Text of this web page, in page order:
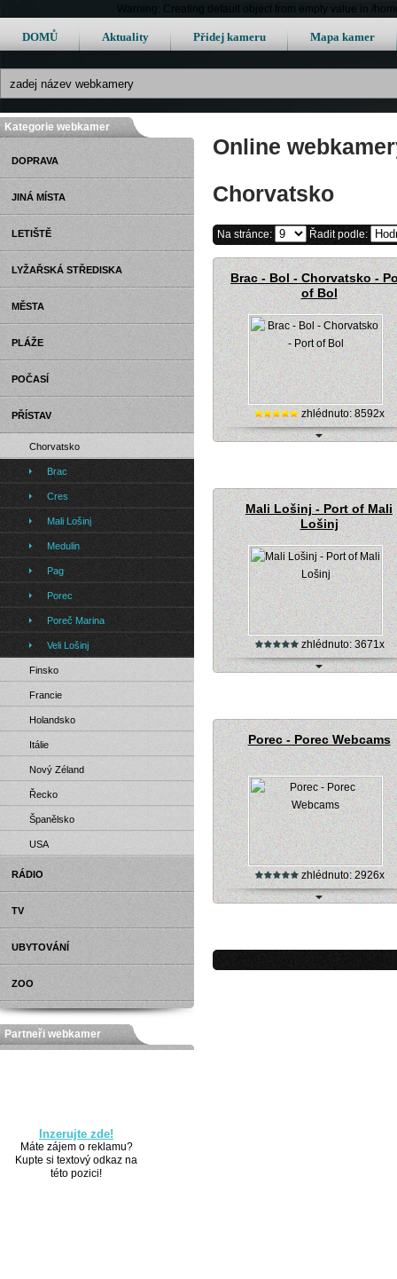
Warning: Creating default object from empty value in /
DOMŮ Aktuality Přidej kameru Mapa kamer
Online
Chorvatsko
Na stránce: Řadit podle:
Brac - Bol - Chorvatsko -
of Bol
zhlédnuto: 8592x
Mali Lošinj - Port of Mali
Lošinj
zhlédnuto: 3671x
Porec - Porec Webcams
zhlédnuto: 2926x
Kategorie webkamer
DOPRAVA
JINÁ MÍSTA
LETIŠTĚ
LYŽAŘSKÁ STŘEDISKA
MĚSTA
PLÁŽE
POČASÍ
PŘÍSTAV
Chorvatsko
Brac
Cres
Mali Lošinj
Medulin
Pag
Porec
Poreč Marina
Veli Lošinj
Finsko
Francie
Holandsko
Itálie
Nový Zéland
Řecko
Španělsko
USA
RÁDIO
TV
UBYTOVÁNÍ
ZOO
Partneři webkamer
Inzerujte zde!
Máte zájem o reklamu?
Kupte si textový odkaz na
této pozici!